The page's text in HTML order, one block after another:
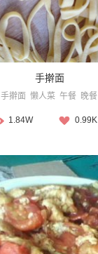
手擀面
手擀面 懒人菜 午餐 晚餐
1.84W 0.99K